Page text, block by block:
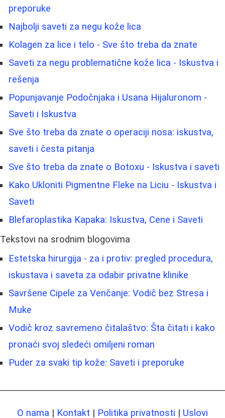
preporuke
Najbolji saveti za negu kože lica
Kolagen za lice i telo - Sve što treba da znate
Saveti za negu problematične kože lica - Iskustva i
rešenja
Popunjavanje Podočnjaka i Usana Hijaluronom -
Saveti i Iskustva
Sve što treba da znate o operaciji nosa: iskustva,
saveti i česta pitanja
Sve što treba da znate o Botoxu - Iskustva i saveti
Kako Ukloniti Pigmentne Fleke na Liciu - Iskustva i
Saveti
Blefaroplastika Kapaka: Iskustva, Cene i Saveti
Tekstovi na srodnim blogovima
Estetska hirurgija - za i protiv: pregled procedura,
iskustava i saveta za odabir privatne klinike
Savršene Cipele za Venčanje: Vodič bez Stresa i
Muke
Vodič kroz savremeno čitalaštvo: Šta čitati i kako
pronaći svoj sledeći omiljeni roman
Puder za svaki tip kože: Saveti i preporuke
O nama | Kontakt | Politika privatnosti | Uslovi